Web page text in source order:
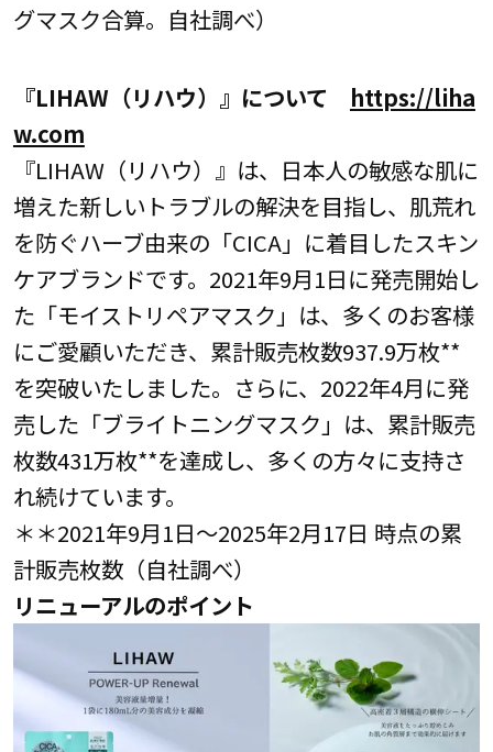
グマスク合算。自社調べ）
『LIHAW（リハウ）』について https://liha
w.com
『LIHAW（リハウ）』は、日本人の敏感な肌に
増えた新しいトラブルの解決を目指し、肌荒れ
を防ぐハーブ由来の「CICA」に着目したスキン
ケアブランドです。2021年9月1日に発売開始し
た「モイストリペアマスク」は、多くのお客様
にご愛顧いただき、累計販売枚数937.9万枚**
を突破いたしました。さらに、2022年4月に発
売した「ブライトニングマスク」は、累計販売
枚数431万枚**を達成し、多くの方々に支持さ
れ続けています。
＊＊2021年9月1日～2025年2月17日 時点の累
計販売枚数（自社調べ）
リニューアルのポイント